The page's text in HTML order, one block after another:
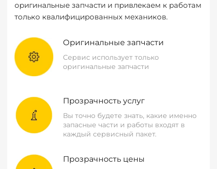
оригинальные запчасти и привлекаем к работам
только квалифицированных механиков.
Оригинальные запчасти
Сервис использует только
оригинальные запчасти
Прозрачность услуг
Вы точно будете знать, какие именно
запасные части и работы входят в
каждый сервисный пакет.
Прозрачность цены